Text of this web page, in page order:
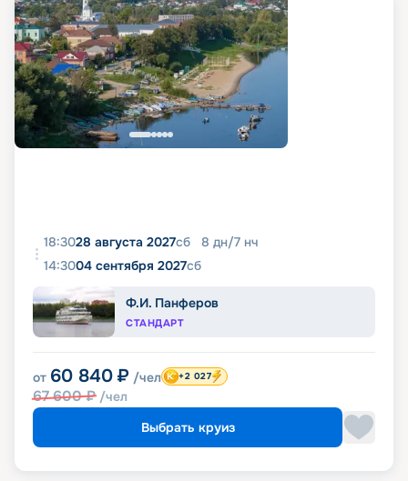
18:3028 августа 2027сб 8 дн/7 нч
14:3004 сентября 2027сб
Ф.И. Панферов
СТАНДАРТ
от 60 840 ₽ /чел
67 600₽ /чел
+2 027
Выбрать круиз